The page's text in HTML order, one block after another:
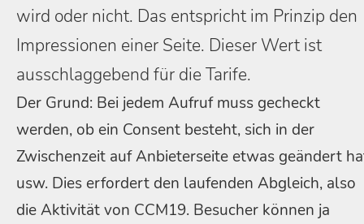
wird oder nicht. Das entspricht im Prinzip den
Impressionen einer Seite. Dieser Wert ist
ausschlaggebend für die Tarife.
Der Grund: Bei jedem Aufruf muss gecheckt
werden, ob ein Consent besteht, sich in der
Zwischenzeit auf Anbieterseite etwas geändert
usw. Dies erfordert den laufenden Abgleich, also
die Aktivität von CCM19. Besucher können ja